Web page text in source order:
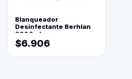
Blanqueador
Desinfectante Berhlan
3800ml
$6.906